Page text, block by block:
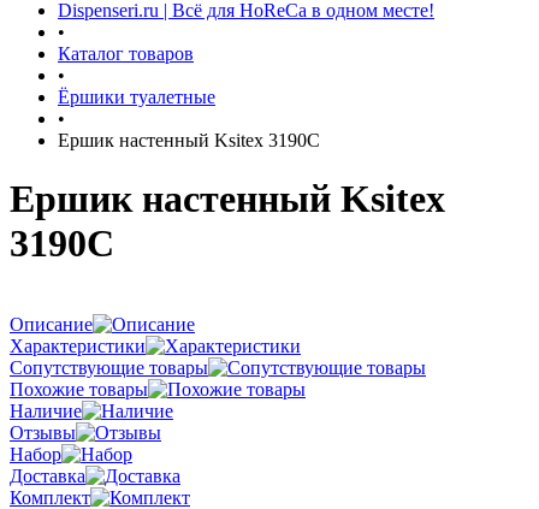
Dispenseri.ru | Всё для HoReCa в одном месте!
•
Каталог товаров
•
Ёршики туалетные
•
Ершик настенный Ksitex 3190C
Ершик настенный Ksitex
3190C
Описание
Характеристики
Сопутствующие товары
Похожие товары
Наличие
Отзывы
Набор
Доставка
Комплект